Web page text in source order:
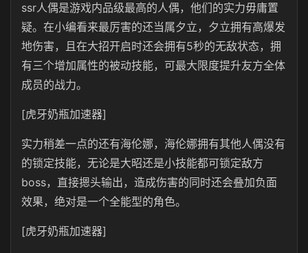
ssr人偶是游戏内品级最高的人偶，他们的实力毋庸置
疑。在小编看来最厉害的还当属夕立，夕立拥有高爆发
地伤害，且在大招开启时还会拥有5秒的无敌状态，拥
有三个增加属性的被动技能，可最大限度提升友方全体
成员的战力。
[虎牙奶瓶加速器]
实力稍差一点的还有海伦娜，海伦娜拥有其他人偶没有
的锁定技能，无论是大昭还是小技能都可锁定敌方
boss，直接摁头输出，造成伤害的同时还会叠加负面
效果，绝对是一个全能型的角色。
[虎牙奶瓶加速器]